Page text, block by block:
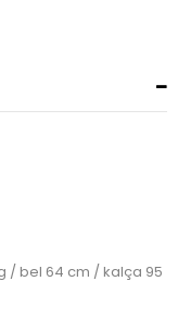
/ bel 64 cm / kalça 95